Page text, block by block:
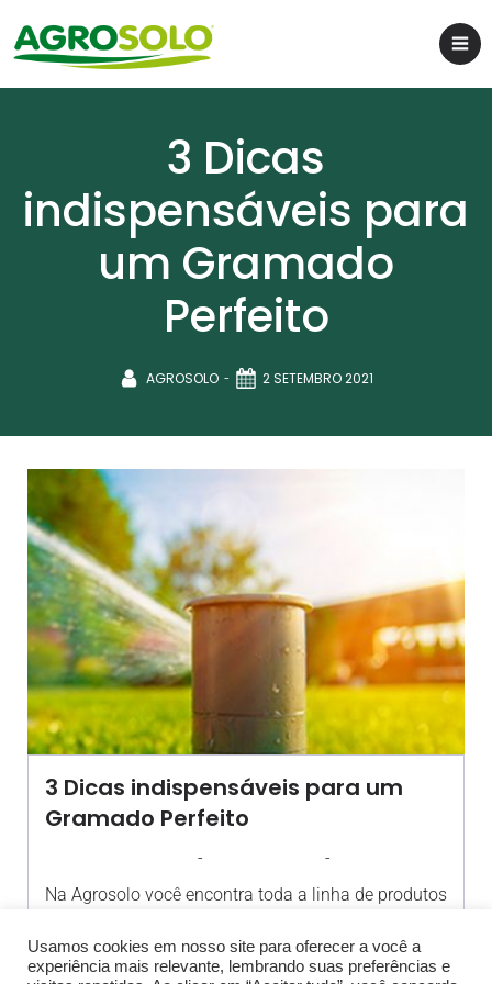
3 Dicas
indispensáveis para
um Gramado
Perfeito
AGROSOLO - 2 SETEMBRO 2021
3 Dicas indispensáveis para um
Gramado Perfeito
- -
Na Agrosolo você encontra toda a linha de produtos
Usamos cookies em nosso site para oferecer a você a
experiência mais relevante, lembrando suas preferências e